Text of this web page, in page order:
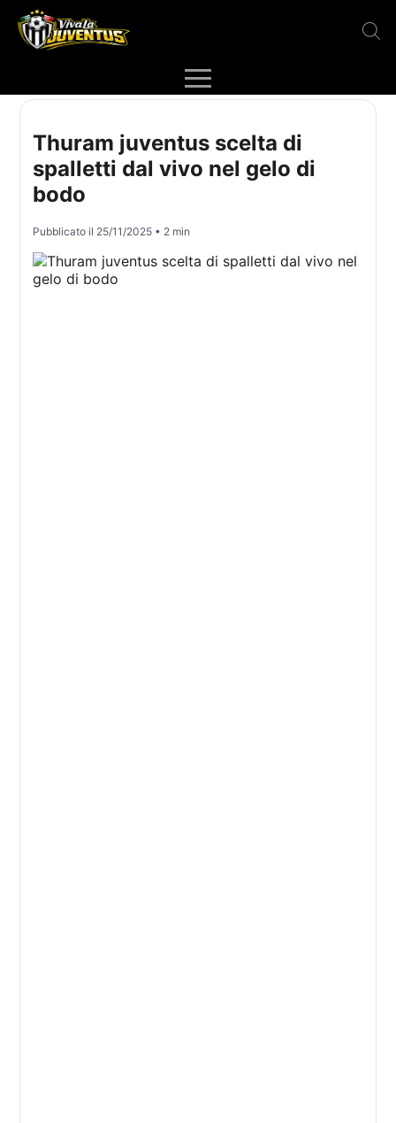
Thuram juventus scelta di
spalletti dal vivo nel gelo di
bodo
Pubblicato il 25/11/2025 • 2 min